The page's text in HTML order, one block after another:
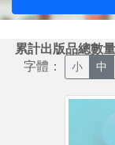
累計出版品總數
字體： 小 中